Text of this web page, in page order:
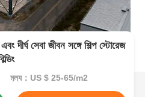
দীর্ঘ সেবা জীবন সঙ্গে শিল্প স্টোরেজ
মূল্য：US $ 25-65/m2